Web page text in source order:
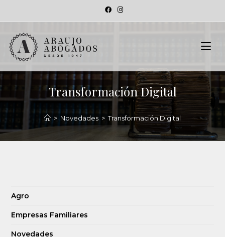
Transformación Digital
> Novedades > Transformación Digital
Agro
Empresas Familiares
Novedades